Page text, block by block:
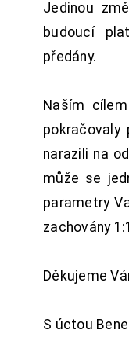
Jedinou
budoucí
předány.
Naším
pokračovaly
narazili na
může se
parametry
zachovány
Děkujeme
S úctou